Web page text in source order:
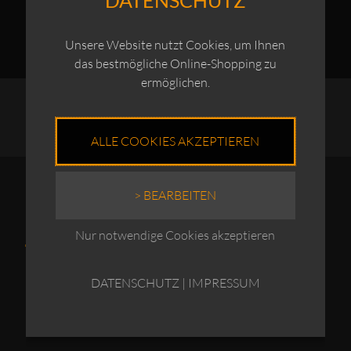
RECHTLICHES
Widerrufsbelehrung
Unsere Website nutzt Cookies, um Ihnen
das bestmögliche Online-Shopping zu
ermöglichen.
ALLE COOKIES AKZEPTIEREN
> BEARBEITEN
Nur notwendige Cookies akzeptieren
DATENSCHUTZ | IMPRESSUM